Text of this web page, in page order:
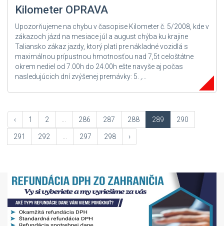
Kilometer OPRAVA
Upozorňujeme na chybu v časopise Kilometer č. 5/2008, kde v
zákazoch jázd na mesiace júl a august chýba ku krajine
Taliansko zákaz jazdy, ktorý platí pre nákladné vozidlá s
maximálnou prípustnou hmotnosťou nad 7,5t celoštátne
okrem nediel od 7.00h do 24.00h ešte navyše aj počas
nasledujúcich dní zvýšenej premávky: 5. ,...
‹ 1 2 286 287 288 289 290
291 292 297 298 ›